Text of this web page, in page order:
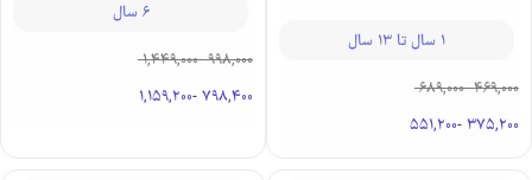
1 سال تا 13 سال
469,000
-
689,000
375,200
-
551,200
6 سال
998,000
-
1,449,000
798,400
-
1,159,200